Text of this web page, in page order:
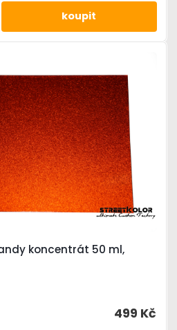
koncentrát 50 ml,
499 Kč